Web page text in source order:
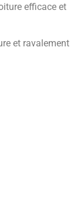
efficace et
et ravalement